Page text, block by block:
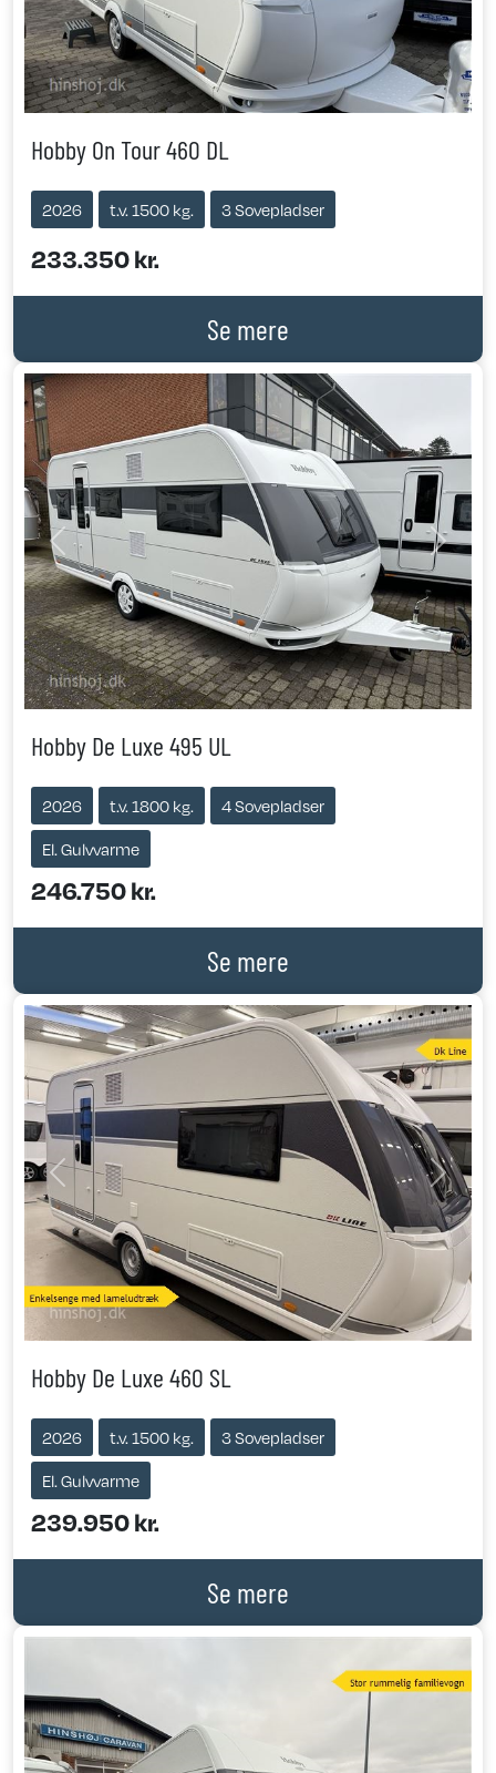
Hobby On Tour 460 DL
2026 t.v. 1500 kg. 3 Sovepladser
233.350 kr.
Se mere
Previous Next
Hobby De Luxe 495 UL
2026 t.v. 1800 kg.
4 Sovepladser
El. Gulvvarme
246.750 kr.
Se mere
Previous Next
Hobby De Luxe 460 SL
2026 t.v. 1500 kg.
3 Sovepladser
El. Gulvvarme
239.950 kr.
Se mere